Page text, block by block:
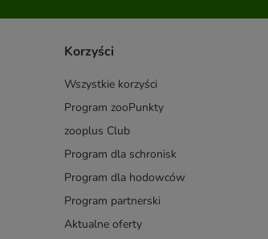
Korzyści
Wszystkie korzyści
Program zooPunkty
zooplus Club
Program dla schronisk
Program dla hodowców
Program partnerski
Aktualne oferty